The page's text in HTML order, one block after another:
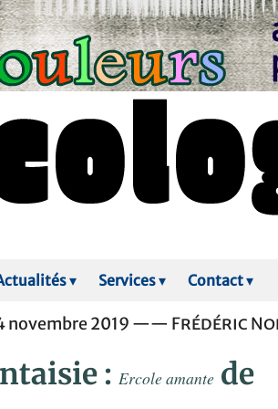
▾ Services▾ Contact▾
novembre 2019 —— Frédéric
: Ercole amante de